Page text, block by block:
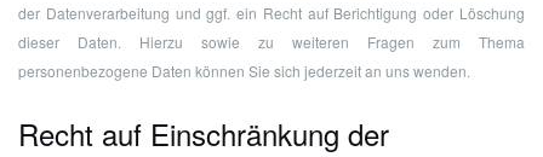
der Datenverarbeitung und ggf. ein Recht auf Berichtigung oder Löschung
dieser Daten. Hierzu sowie zu weiteren Fragen zum Thema
personenbezogene Daten können Sie sich jederzeit an uns wenden.
Recht auf Einschränkung der